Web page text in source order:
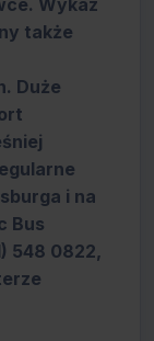
Wykaz
także
Duże
i na
Bus
548 0822,